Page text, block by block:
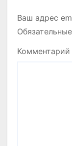
Ваш адрес
Комментарий